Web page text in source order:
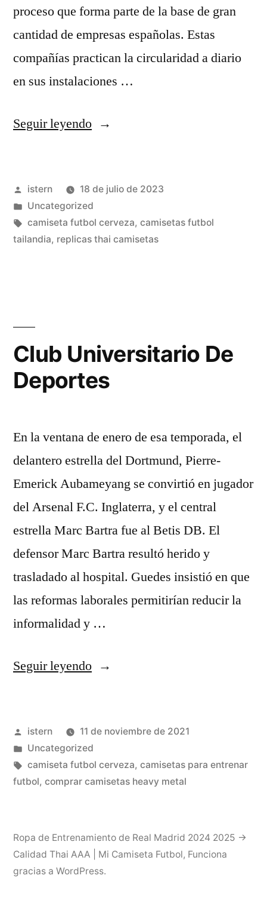
proceso que forma parte de la base de gran
cantidad de empresas españolas. Estas
compañías practican la circularidad a diario
en sus instalaciones …
Seguir leyendo«replicas
2019»
Publicado
por
istern
18 de julio de 2023
Publicado
en
Uncategorized
Etiquetas:
camiseta futbol cerveza, camisetas futbol
tailandia, replicas thai camisetas
Club Universitario De
Deportes
En la ventana de enero de esa temporada, el
delantero estrella del Dortmund, Pierre-
Emerick Aubameyang se convirtió en jugador
del Arsenal F.C. Inglaterra, y el central
estrella Marc Bartra fue al Betis DB. El
defensor Marc Bartra resultó herido y
trasladado al hospital. Guedes insistió en que
las reformas laborales permitirían reducir la
informalidad y …
Seguir leyendo«Club
Deportes»
Publicado
por
istern
11 de noviembre de 2021
Publicado
en
Uncategorized
Etiquetas:
camiseta futbol cerveza, camisetas para entrenar
futbol, comprar camisetas heavy metal
Ropa de Entrenamiento de Real Madrid 2024 2025 →
Calidad Thai AAA | Mi Camiseta Futbol, Funciona
gracias a WordPress.